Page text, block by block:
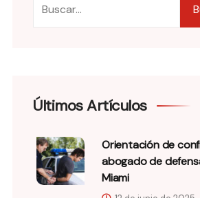
Últimos Artículos
Orientación de
abogado de
Miami